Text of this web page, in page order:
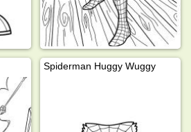
Spiderman Huggy Wuggy